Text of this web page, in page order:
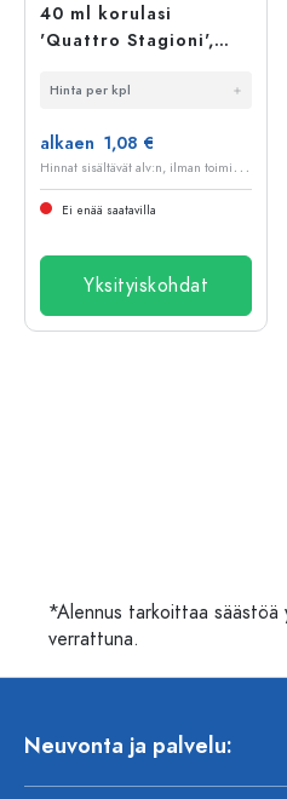
40 ml korulasi
'Quattro Stagioni',
Hinta per kpl
alkaen 1,08 €
H
innat sisältävät alv:n, ilman toimituskuluja
Ei enää saatavilla
Yksityiskohdat
*Alennus tarkoittaa säästöä
verrattuna.
Neuvonta ja palvelu: